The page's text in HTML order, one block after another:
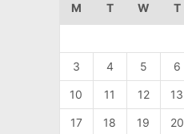
M T W T
3 4 5 6
10 11 12 13
17 18 19 20